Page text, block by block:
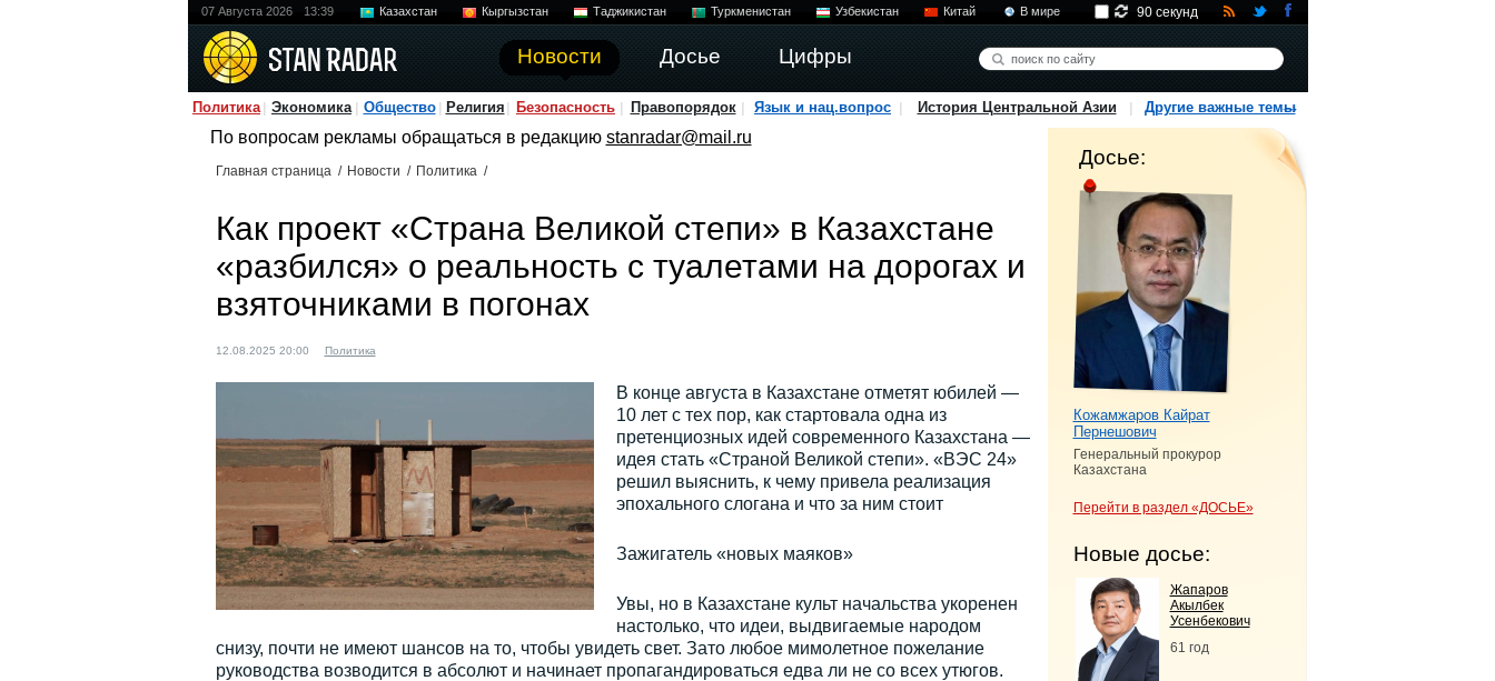
07 Августа 2026 13:39 Казахстан Кыргызстан Таджикистан Туркменистан Узбекистан Китай В мире
Новости Досье Цифры
90 секунд
Политика Экономика Общество Религия Безопасность Правопорядок Язык и нац.вопрос История Центральной Азии Другие важные темы
По вопросам рекламы обращаться в редакцию stanradar@mail.ru
Главная страница / Новости / Политика /
Как проект «Страна Великой степи» в Казахстане
«разбился» о реальность с туалетами на дорогах и
взяточниками в погонах
12.08.2025 20:00 Политика
В конце августа в Казахстане отметят юбилей —
10 лет с тех пор, как стартовала одна из
претенциозных идей современного Казахстана —
идея стать «Страной Великой степи». «ВЭС 24»
решил выяснить, к чему привела реализация
эпохального слогана и что за ним стоит
Зажигатель «новых маяков»
Увы, но в Казахстане культ начальства укоренен
настолько, что идеи, выдвигаемые народом
снизу, почти не имеют шансов на то, чтобы увидеть свет. Зато любое мимолетное пожелание
руководства возводится в абсолют и начинает пропагандироваться едва ли не со всех утюгов.
Досье:
Кожамжаров Кайрат
Пернешович
Генеральный прокурор
Казахстана
Перейти в раздел «ДОСЬЕ»
Новые досье:
Жапаров
Акылбек
Усенбекович
61 год